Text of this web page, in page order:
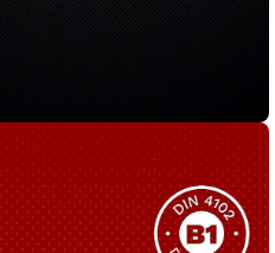
nicht das passende
Produkt gefunden?
Ihnen gerne weiter!